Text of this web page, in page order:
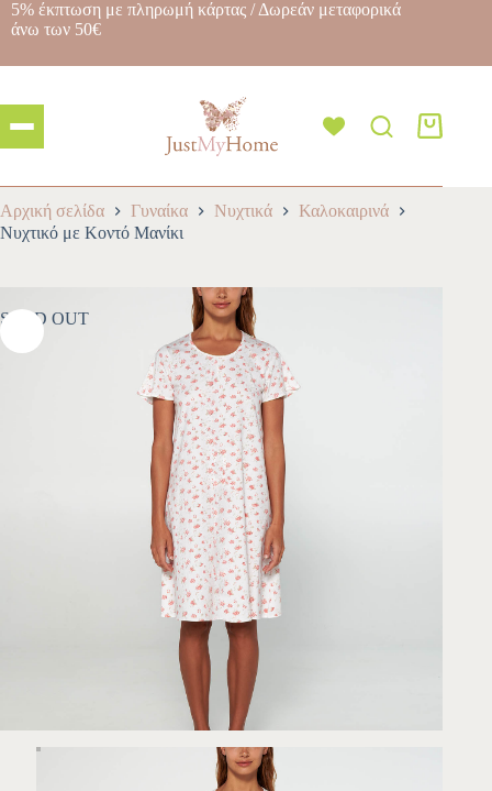
5% έκπτωση με πληρωμή κάρτας / Δωρεάν μεταφορικά
άνω των 50€
Αρχική σελίδα Γυναίκα Νυχτικά
Καλοκαιρινά
Νυχτικό με Κοντό Μανίκι
SOLD OUT